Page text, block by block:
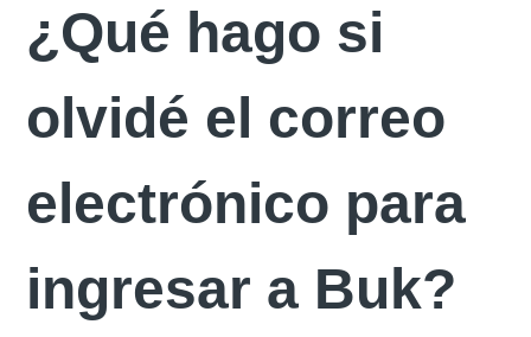
¿Qué hago si
olvidé el correo
electrónico para
ingresar a Buk?